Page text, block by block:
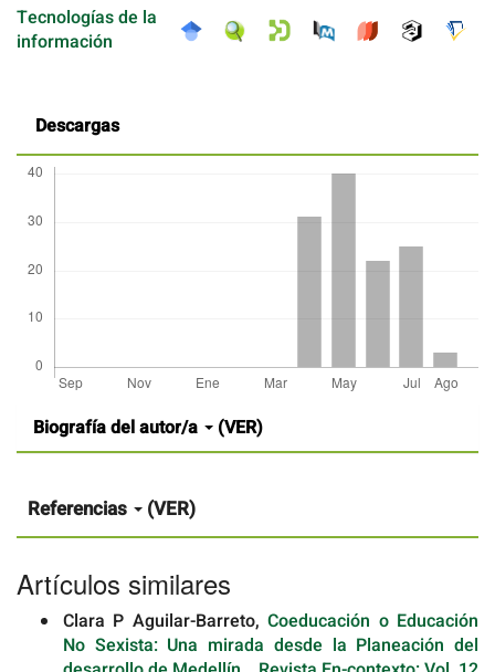
Tecnologías de la
información
Descargas
Detalles
del
artículo
Biografía del autor/a (VER)
Referencias (VER)
Artículos similares
Clara P Aguilar-Barreto,Coeducación o Educación
No Sexista: Una mirada desde la Planeación del